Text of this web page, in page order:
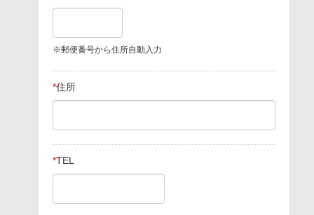
※郵便番号から住所自動入力
*住所
*TEL